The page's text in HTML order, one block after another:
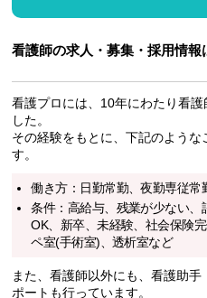
看護師の求人・募集・採用情報
看護プロには、10年にわたり看
した。
その経験をもとに、下記のよう
す。
働き方：日勤常勤、夜勤専従
条件：高給与、残業が少ない、
OK、新卒、未経験、社会保険
ペ室(手術室)、透析室など
また、看護師以外にも、看護助
ポートも行っています。